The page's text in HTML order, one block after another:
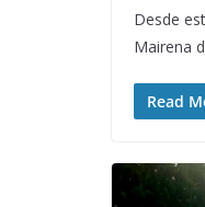
Desde
Mairena
Read